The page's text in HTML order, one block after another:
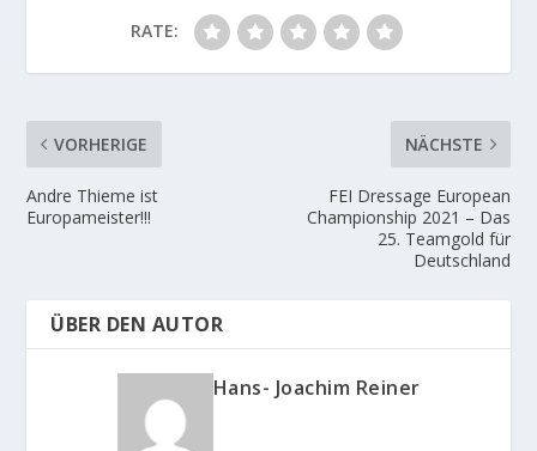
RATE:
VORHERIGE
Andre Thieme ist
Europameister!!!
NÄCHSTE
FEI Dressage European
Championship 2021 – Das
25. Teamgold für
Deutschland
ÜBER DEN AUTOR
Hans- Joachim Reiner